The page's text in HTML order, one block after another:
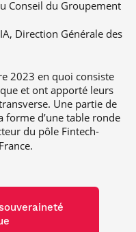
Conseil du Groupement
Direction Générale des
2023 en quoi consiste
et ont apporté leurs
Une partie de
forme d’une table ronde
du pôle Fintech-